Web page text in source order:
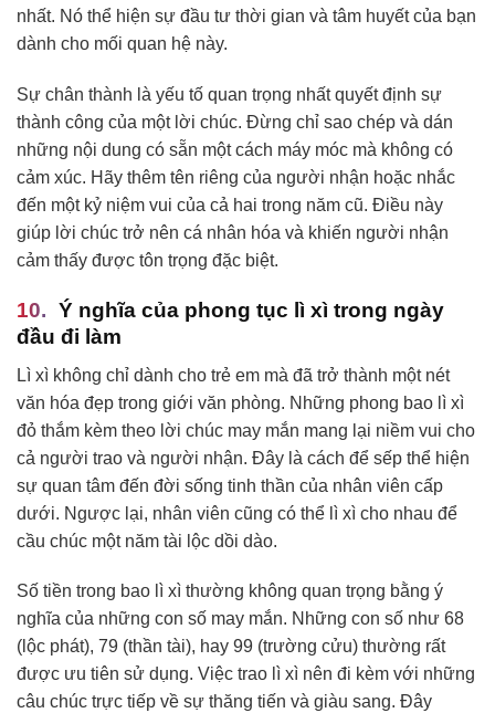
nhất. Nó thể hiện sự đầu tư thời gian và tâm huyết của bạn
dành cho mối quan hệ này.
Sự chân thành là yếu tố quan trọng nhất quyết định sự
thành công của một lời chúc. Đừng chỉ sao chép và dán
những nội dung có sẵn một cách máy móc mà không có
cảm xúc. Hãy thêm tên riêng của người nhận hoặc nhắc
đến một kỷ niệm vui của cả hai trong năm cũ. Điều này
giúp lời chúc trở nên cá nhân hóa và khiến người nhận
cảm thấy được tôn trọng đặc biệt.
Ý nghĩa của phong tục lì xì trong ngày
đầu đi làm
Lì xì không chỉ dành cho trẻ em mà đã trở thành một nét
văn hóa đẹp trong giới văn phòng. Những phong bao lì xì
đỏ thắm kèm theo lời chúc may mắn mang lại niềm vui cho
cả người trao và người nhận. Đây là cách để sếp thể hiện
sự quan tâm đến đời sống tinh thần của nhân viên cấp
dưới. Ngược lại, nhân viên cũng có thể lì xì cho nhau để
cầu chúc một năm tài lộc dồi dào.
Số tiền trong bao lì xì thường không quan trọng bằng ý
nghĩa của những con số may mắn. Những con số như 68
(lộc phát), 79 (thần tài), hay 99 (trường cửu) thường rất
được ưu tiên sử dụng. Việc trao lì xì nên đi kèm với những
câu chúc trực tiếp về sự thăng tiến và giàu sang. Đây